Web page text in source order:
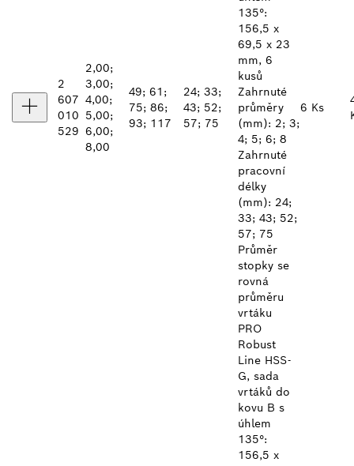
2
607
010
529
2,00;
3,00;
4,00;
5,00;
6,00;
8,00
49; 61;
75; 86;
93; 117
24; 33;
43; 52;
57; 75
135°:
156,5 x
69,5 x 23
mm, 6
kusů
Zahrnuté
průměry
(mm): 2; 3;
4; 5; 6; 8
Zahrnuté
pracovní
délky
(mm): 24;
33; 43; 52;
57; 75
Průměr
stopky se
rovná
průměru
vrtáku
6 Ks
PRO
Robust
Line HSS-
G, sada
vrtáků do
kovu B s
úhlem
135°:
156,5 x